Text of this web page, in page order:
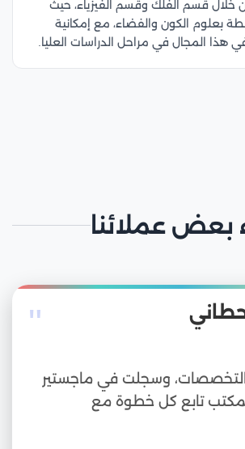
قسم الفلك وقسم الفيزياء، حيث
بعلوم الكون والفضاء، مع إمكانية
هذا المجال في مراحل الدراسات العليا.
بعض عملائنا
"
وسجلت في ماجستير
تابع كل خطوة مع